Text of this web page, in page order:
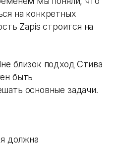
на конкретных
Zapis строится на
близок подход Стива
быть
основные задачи.
должна